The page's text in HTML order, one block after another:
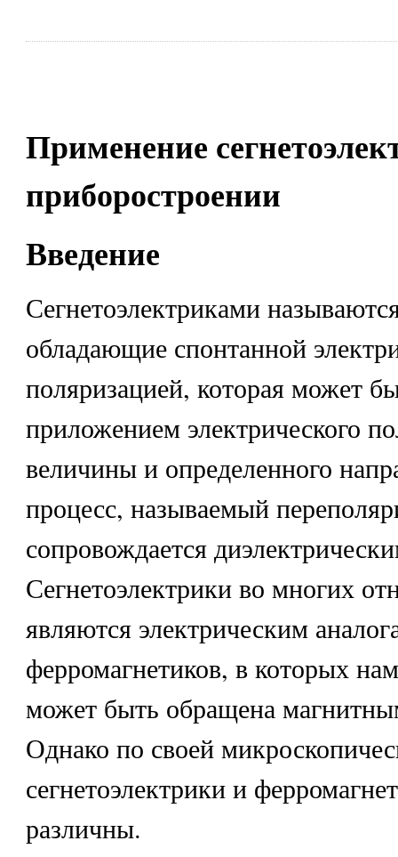
Применение
приборостроении
Введение
Сегнетоэлектриками
обладающие спонтанной
поляризацией, которая может
приложением электрического
величины и определенного
процесс, называемый
сопровождается
Сегнетоэлектрики во многих
являются электрическим
ферромагнетиков, в которых
может быть обращена
Однако по своей
сегнетоэлектрики и
различны.